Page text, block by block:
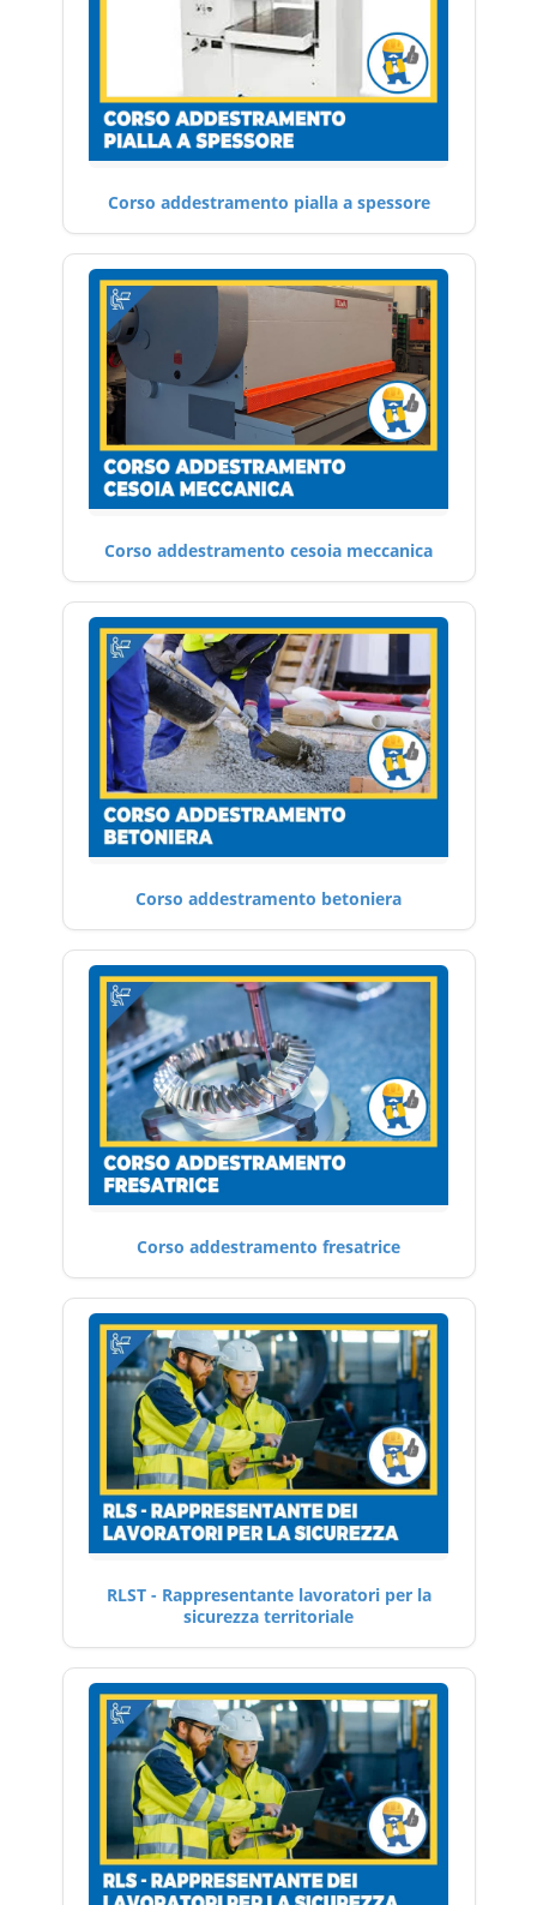
Corso addestramento pialla a spessore
Corso addestramento cesoia meccanica
Corso addestramento betoniera
Corso addestramento fresatrice
RLST - Rappresentante lavoratori per la
sicurezza territoriale